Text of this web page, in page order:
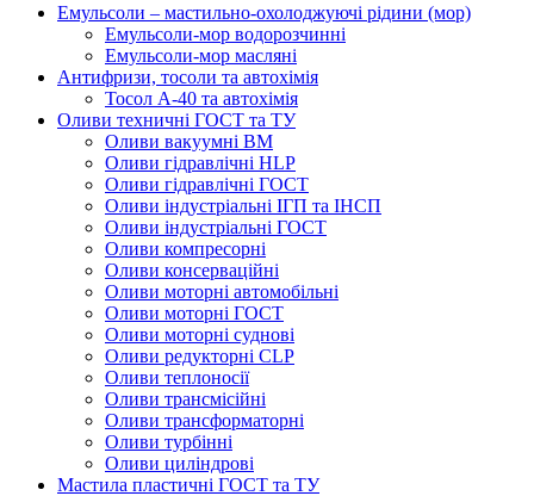
Емульсоли – мастильно-охолоджуючі рідини (мор)
Емульсоли-мор водорозчинні
Емульсоли-мор масляні
Антифризи, тосоли та автохімія
Тосол А-40 та автохімія
Оливи техничні ГОСТ та ТУ
Оливи вакуумні ВМ
Оливи гідравлічні HLP
Оливи гідравлічні ГОСТ
Оливи індустріальні ІГП та ІНСП
Оливи індустріальні ГОСТ
Оливи компресорні
Оливи консерваційні
Оливи моторні автомобільні
Оливи моторні ГОСТ
Оливи моторні суднові
Оливи редукторні CLP
Оливи теплоносії
Оливи трансмісійні
Оливи трансформаторні
Оливи турбінні
Оливи циліндрові
Мастила пластичні ГОСТ та ТУ